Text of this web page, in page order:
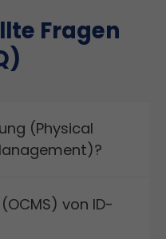
Fragen
(Physical
von ID-